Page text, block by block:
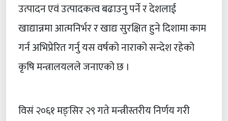
उत्पादन एवं उत्पादकत्व बढाउनु पर्ने र देशलाई
खाद्यान्नमा आत्मनिर्भर र खाद्य सुरक्षित हुने दिशामा काम
गर्न अभिप्रेरित गर्नु यस वर्षको नाराको सन्देश रहेको
कृषि मन्त्रालयलले जनाएको छ ।
विसं २०६१ मङ्सिर २९ गते मन्त्रीस्तरीय निर्णय गरी